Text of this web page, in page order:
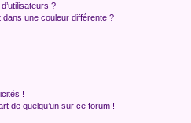
?
dans une couleur différente ?
!
de quelqu’un sur ce forum !